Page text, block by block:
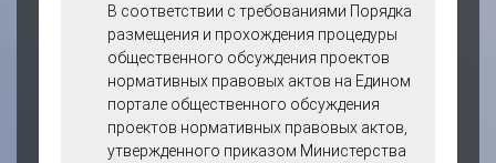
количества лиц,
заинтересованных в
получении разрешения на
тонирование боковых
стекол передних дверей
транспортных средств.
Результаты ранее
При этом, прожиточный минимум в
Кыргызстане приблизился к 9.3 тысячи
сомов
Учитывая, что предлагаемой редакцией
оплата за тонировку будет установлена в
районе 35 тыс. сом, то человек официально
В соответствии с требованиями Порядка
размещения и прохождения процедуры
общественного обсуждения проектов
нормативных правовых актов на Едином
портале общественного обсуждения
проектов нормативных правовых актов,
утвержденного приказом Министерства